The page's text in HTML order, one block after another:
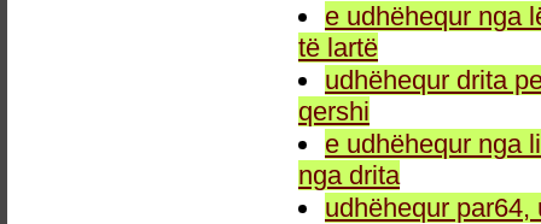
e udhëhequr nga
të lartë
udhëhequr drita
qershi
e udhëhequr nga
nga drita
udhëhequr